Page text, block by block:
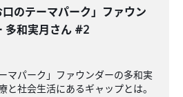
口のテーマパーク」ファウン
多和実月さん #2
マパーク」ファウンダーの多和実
と社会生活にあるギャップとは。